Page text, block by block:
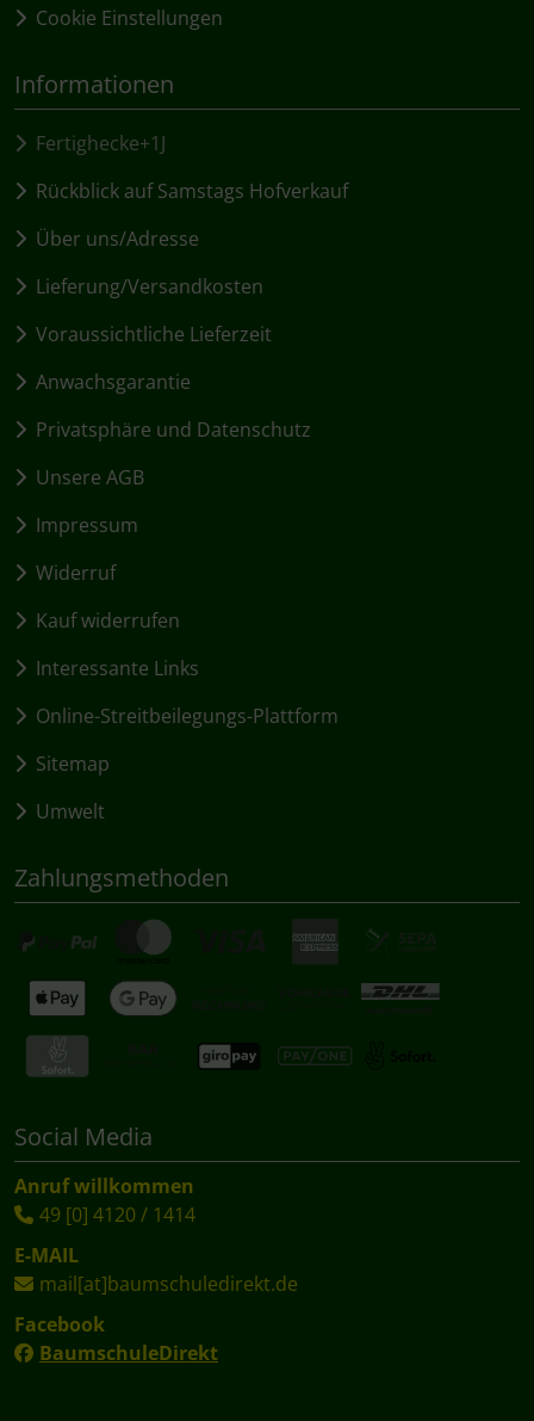
Cookie Einstellungen
Informationen
Fertighecke+1J
Rückblick auf Samstags Hofverkauf
Über uns/Adresse
Lieferung/Versandkosten
Voraussichtliche Lieferzeit
Anwachsgarantie
Privatsphäre und Datenschutz
Unsere AGB
Impressum
Widerruf
Kauf widerrufen
Interessante Links
Online-Streitbeilegungs-Plattform
Sitemap
Umwelt
Zahlungsmethoden
Social Media
Anruf willkommen
49 [0] 4120 / 1414
E-MAIL
mail[at]baumschuledirekt.de
Facebook
BaumschuleDirekt